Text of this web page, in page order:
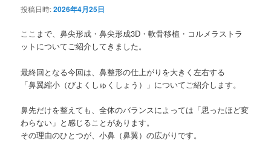
投稿日時:2026年4月25日
ここまで、鼻尖形成・鼻尖形成3D・軟骨移植・コルメラストラ
ットについてご紹介してきました。
最終回となる今回は、鼻整形の仕上がりを大きく左右する
「鼻翼縮小（びよくしゅくしょう）」についてご紹介します。
鼻先だけを整えても、全体のバランスによっては「思ったほど変
わらない」と感じることがあります。
その理由のひとつが、小鼻（鼻翼）の広がりです。